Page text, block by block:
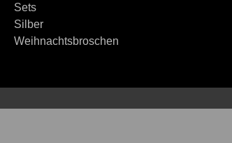
Sets
Silber
Weihnachtsbroschen